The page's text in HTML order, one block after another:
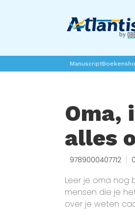
Manuscript
Oma,
alles
9789000407712
Leer je oma nog
mensen die je
over je weten